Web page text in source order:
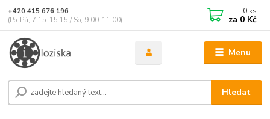
Menu
Hledat
+420 415 676 196
(Po-Pá, 7:15-15:15 / So, 9:00-11:00)
0 ks
za 0 Kč